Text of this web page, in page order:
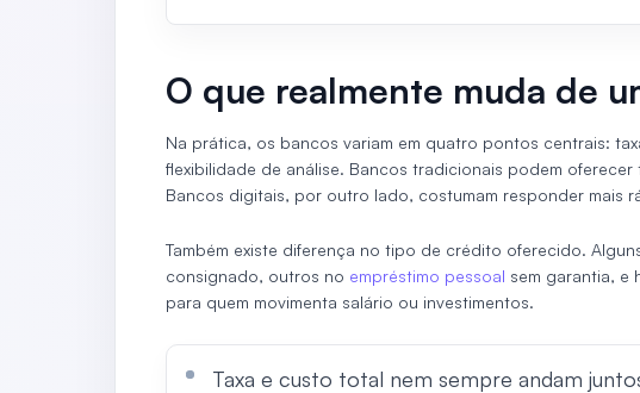
O que realmente muda de
Na prática, os bancos variam em quatro pontos centrais:
flexibilidade de análise. Bancos tradicionais podem oferecer
Bancos digitais, por outro lado, costumam responder mais
Também existe diferença no tipo de crédito oferecido.
consignado, outros no empréstimo pessoal sem garantia, e
para quem movimenta salário ou investimentos.
Taxa e custo total nem sempre andam